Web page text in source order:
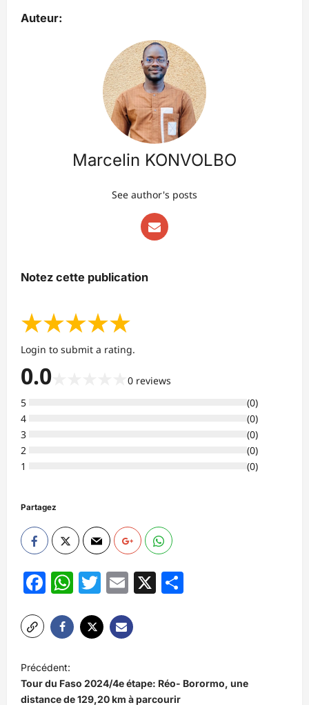
Auteur:
Marcelin KONVOLBO
See author's posts
Notez cette publication
★★★★★
Login to submit a rating.
0.0 0 reviews
5
(0)
4
(0)
3
(0)
2
(0)
1
(0)
Partagez
Facebook
WhatsApp
Twitter
Email
X
N
a
Précédent:
Tour du Faso 2024/4e étape: Réo- Borormo, une
distance de 129,20 km à parcourir